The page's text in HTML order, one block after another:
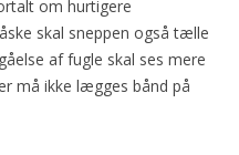
om hurtigere
skal sneppen også tælle
af fugle skal ses mere
må ikke lægges bånd på